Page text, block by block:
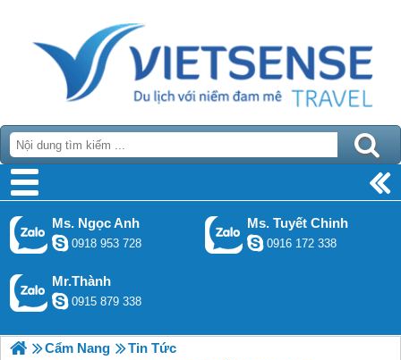
Ms. Ngọc Anh
0918 953 728
Ms. Tuyết Chinh
0916 172 338
Mr.Thành
0915 879 338
Cẩm Nang
Tin Tức